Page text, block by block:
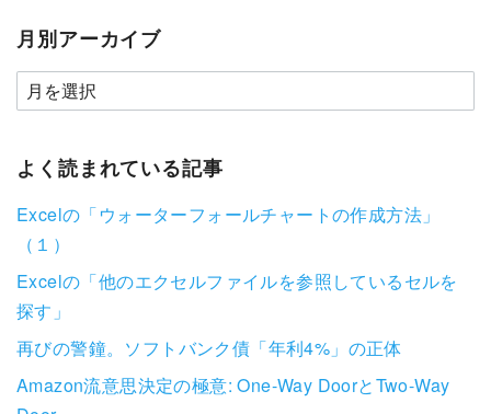
月別アーカイブ
よく読まれている記事
Excelの「ウォーターフォールチャートの作成方法」
（１）
Excelの「他のエクセルファイルを参照しているセルを
探す」
再びの警鐘。ソフトバンク債「年利4%」の正体
Amazon流意思決定の極意: One-Way DoorとTwo-Way